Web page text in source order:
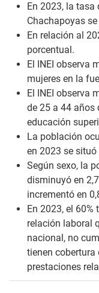
En 2023, la
Chachapoyas
En relación al
porcentual.
El INEI observa
mujeres en la
El INEI observa
de 25 a 44 años
educación
La población
en 2023 se
Según sexo, la
disminuyó en
incrementó en
En 2023, el 60%
relación laboral
nacional, no
tienen cobertura
prestaciones